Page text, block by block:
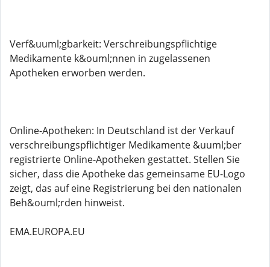
Verf&uuml;gbarkeit: Verschreibungspflichtige
Medikamente k&ouml;nnen in zugelassenen
Apotheken erworben werden.
Online-Apotheken: In Deutschland ist der Verkauf
verschreibungspflichtiger Medikamente &uuml;ber
registrierte Online-Apotheken gestattet. Stellen Sie
sicher, dass die Apotheke das gemeinsame EU-Logo
zeigt, das auf eine Registrierung bei den nationalen
Beh&ouml;rden hinweist.
EMA.EUROPA.EU